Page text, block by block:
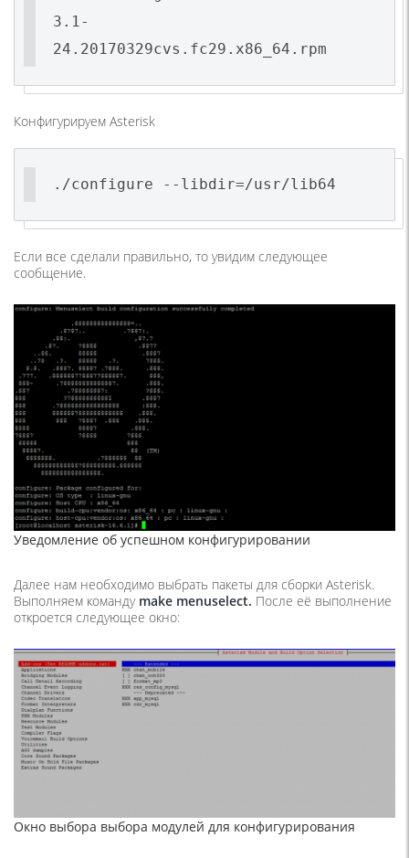
3.1-
24.20170329cvs.fc29.x86_64.rpm
Конфигурируем Asterisk
./configure --libdir=/usr/lib64
Если все сделали правильно, то увидим следующее
сообщение.
Уведомление об успешном конфигурировании
Далее нам необходимо выбрать пакеты для сборки Asterisk.
Выполняем команду make menuselect. После её выполнение
откроется следующее окно:
Окно выбора выбора модулей для конфигурирования